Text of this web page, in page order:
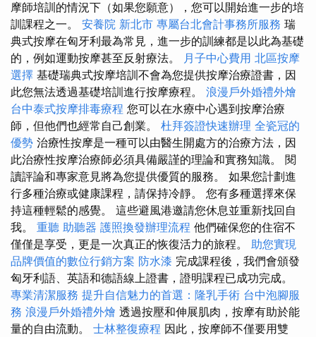
摩師培訓的情況下（如果您願意），您可以開始進一步的培
訓課程之一。 安養院 新北市 專屬台北會計事務所服務 瑞
典式按摩在匈牙利最為常見，進一步的訓練都是以此為基礎
的，例如運動按摩甚至反射療法。 月子中心費用 北區按摩
選擇 基礎瑞典式按摩培訓不會為您提供按摩治療證書，因
此您無法透過基礎培訓進行按摩療程。 浪漫戶外婚禮外燴
台中泰式按摩排毒療程 您可以在水療中心遇到按摩治療
師，但他們也經常自己創業。 杜拜簽證快速辦理 全瓷冠的
優勢 治療性按摩是一種可以由醫生開處方的治療方法，因
此治療性按摩治療師必須具備嚴謹的理論和實務知識。 閱
讀評論和專家意見將為您提供優質的服務。 如果您計劃進
行多種治療或健康課程，請保持冷靜。 您有多種選擇來保
持這種輕鬆的感覺。 這些避風港邀請您休息並重新找回自
我。 重聽 助聽器 護照換發辦理流程 他們確保您的住宿不
僅僅是享受，更是一次真正的恢復活力的旅程。 助您實現
品牌價值的數位行銷方案 防水漆 完成課程後，我們會頒發
匈牙利語、英語和德語線上證書，證明課程已成功完成。
專業清潔服務 提升自信魅力的首選：隆乳手術 台中泡腳服
務 浪漫戶外婚禮外燴 透過按壓和伸展肌肉，按摩有助於能
量的自由流動。 士林整復療程 因此，按摩師不僅要用雙